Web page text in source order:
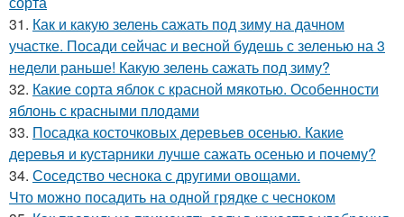
31. Как и какую зелень сажать под зиму на дачном
участке. Посади сейчас и весной будешь с зеленью на 3
недели раньше! Какую зелень сажать под зиму?
32. Какие сорта яблок с красной мякотью. Особенности
яблонь с красными плодами
33. Посадка косточковых деревьев осенью. Какие
деревья и кустарники лучше сажать осенью и почему?
34. Соседство чеснока с другими овощами.
Что можно посадить на одной грядке с чесноком